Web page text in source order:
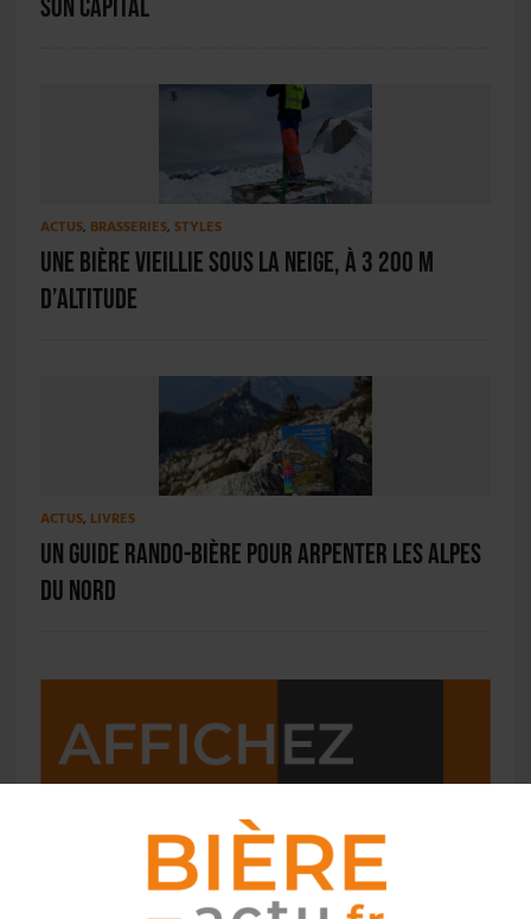
son capital
ACTUS, BRASSERIES, STYLES
Une bière vieillie sous la neige, à 3 200 m
d’altitude
ACTUS, LIVRES
Un guide Rando-bière pour arpenter les Alpes
du Nord